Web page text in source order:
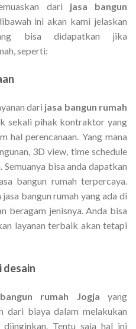
dari jasa bangun
ini akan kami jelaskan
bisa didapatkan jika
seperti:
dari jasa bangun rumah
sekali pihak kontraktor yang
hal perencanaan. Yang mana
3D view, time schedule
bisa anda dapatkan
bangun rumah terpercaya.
bangun rumah yang ada di
beragam jenisnya. Anda bisa
layanan terbaik akan tetapi
desain
rumah Jogjayang
dari biaya dalam melakukan
Tentu saja hal ini